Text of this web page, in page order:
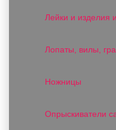
Лейки и изделия
Лопаты, вилы,
Ножницы
Опрыскиватели